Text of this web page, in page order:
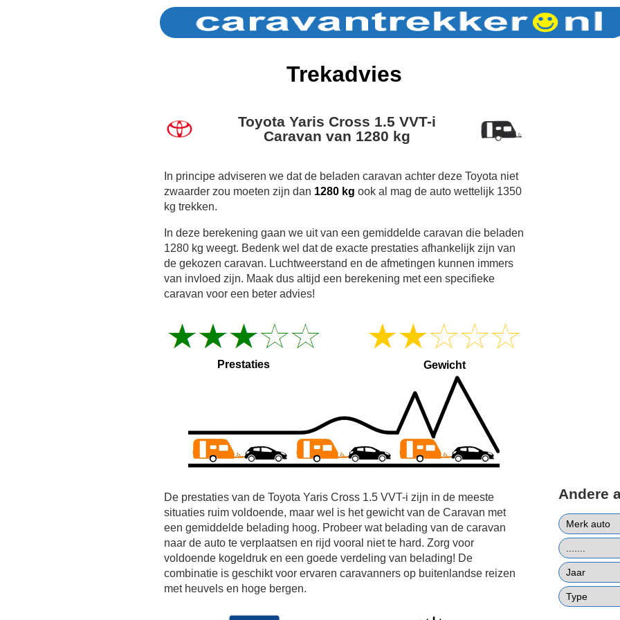
Trekadvies
Toyota Yaris Cross 1.5 VVT-i
Caravan van 1280 kg
In principe adviseren we dat de beladen caravan achter deze Toyota niet
zwaarder zou moeten zijn dan 1280 kg ook al mag de auto wettelijk 1350
kg trekken.
In deze berekening gaan we uit van een gemiddelde caravan die beladen
1280 kg weegt. Bedenk wel dat de exacte prestaties afhankelijk zijn van
de gekozen caravan. Luchtweerstand en de afmetingen kunnen immers
van invloed zijn. Maak dus altijd een berekening met een specifieke
caravan voor een beter advies!
Prestaties Gewicht
De prestaties van de Toyota Yaris Cross 1.5 VVT-i zijn in de meeste
situaties ruim voldoende, maar wel is het gewicht van de Caravan met
een gemiddelde belading hoog. Probeer wat belading van de caravan
naar de auto te verplaatsen en rijd vooral niet te hard. Zorg voor
voldoende kogeldruk en een goede verdeling van belading! De
combinatie is geschikt voor ervaren caravanners op buitenlandse reizen
met heuvels en hoge bergen.
Andere